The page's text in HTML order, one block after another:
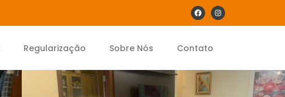
Regularização Sobre Nós Contato